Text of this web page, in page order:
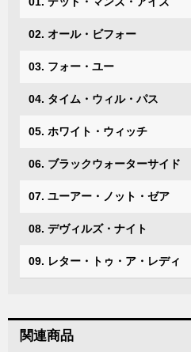
02. オール・ビフォー
03. フォー・ユー
04. タイム・ウィル・パス
05. ホワイト・ウィッチ
06. ブラックウォーターサイド
07. ユーアー・ノット・ゼア
08. デヴィルズ・ナイト
09. レター・トゥ・ア・レディ
関連商品